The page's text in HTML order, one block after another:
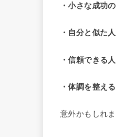
・小さな成功
・自分と似た
・信頼できる
・体調を整える
意外かもしれ